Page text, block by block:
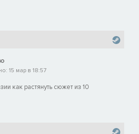
15 мар в 18:57
как растянуть сюжет из 10